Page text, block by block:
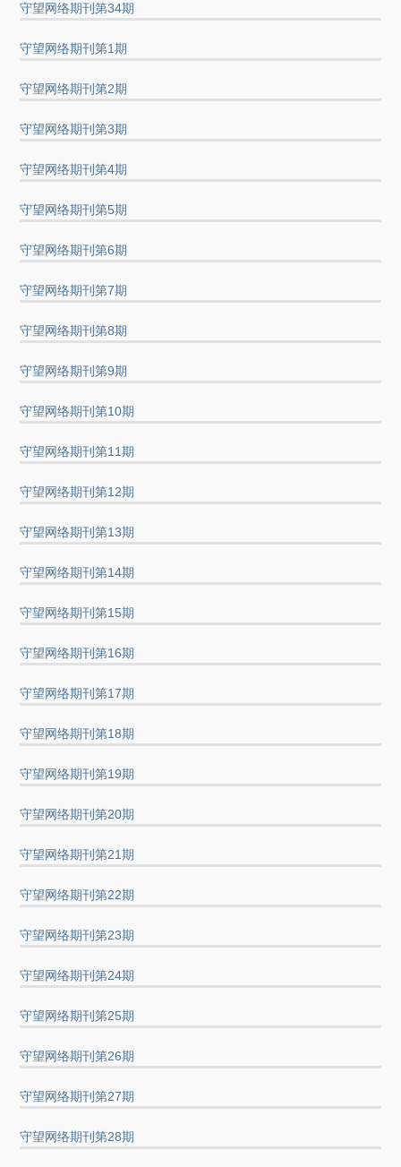
守望网络期刊第34期
守望网络期刊第1期
守望网络期刊第2期
守望网络期刊第3期
守望网络期刊第4期
守望网络期刊第5期
守望网络期刊第6期
守望网络期刊第7期
守望网络期刊第8期
守望网络期刊第9期
守望网络期刊第10期
守望网络期刊第11期
守望网络期刊第12期
守望网络期刊第13期
守望网络期刊第14期
守望网络期刊第15期
守望网络期刊第16期
守望网络期刊第17期
守望网络期刊第18期
守望网络期刊第19期
守望网络期刊第20期
守望网络期刊第21期
守望网络期刊第22期
守望网络期刊第23期
守望网络期刊第24期
守望网络期刊第25期
守望网络期刊第26期
守望网络期刊第27期
守望网络期刊第28期